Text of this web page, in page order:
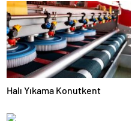
Halı Yıkama Konutkent